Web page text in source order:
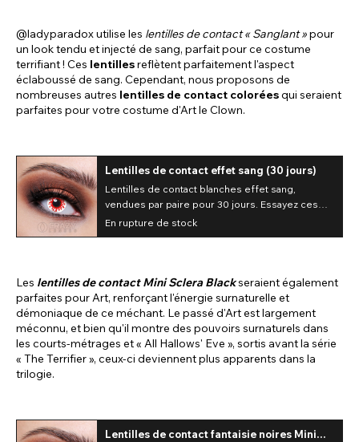
@ladyparadox utilise les lentilles de contact « Sanglant »pour
un look tendu et injecté de sang, parfait pour ce costume
terrifiant ! Ces lentillesreflètent parfaitement l'aspect
éclaboussé de sang. Cependant, nous proposons de
nombreuses autres lentilles de contact coloréesqui seraient
parfaites pour votre costume d'Art le Clown.
Lentilles de contact effet sang (30 jours)
Lentilles de contact blanches effet sang,
vendues par paire pour 30 jours. Essayez ces
lentilles fantaisie et sublimez votre look dès
aujourd'hui !
En rupture de stock
Les lentilles de contact Mini Sclera Blackseraient également
parfaites pour Art, renforçant l'énergie surnaturelle et
démoniaque de ce méchant. Le passé d'Art est largement
méconnu, et bien qu'il montre des pouvoirs surnaturels dans
les courts-métrages et « All Hallows' Eve », sortis avant la série
« The Terrifier », ceux-ci deviennent plus apparents dans la
trilogie.
Lentilles de contact fantaisie noires Mini